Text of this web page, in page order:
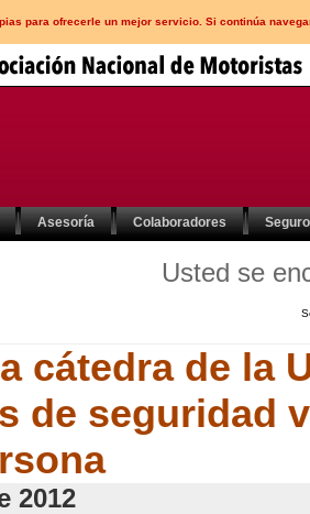
para ofrecerle un mejor servicio. Si continúa
Asesoría Colaboradores
Usted se
cátedra de la
de seguridad
2012